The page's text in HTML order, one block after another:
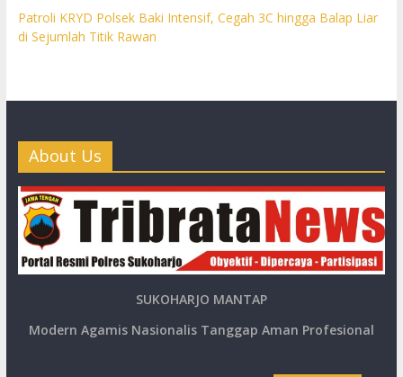
Patroli KRYD Polsek Baki Intensif, Cegah 3C hingga Balap Liar
di Sejumlah Titik Rawan
About Us
SUKOHARJO MANTAP
Modern Agamis Nasionalis Tanggap Aman Profesional